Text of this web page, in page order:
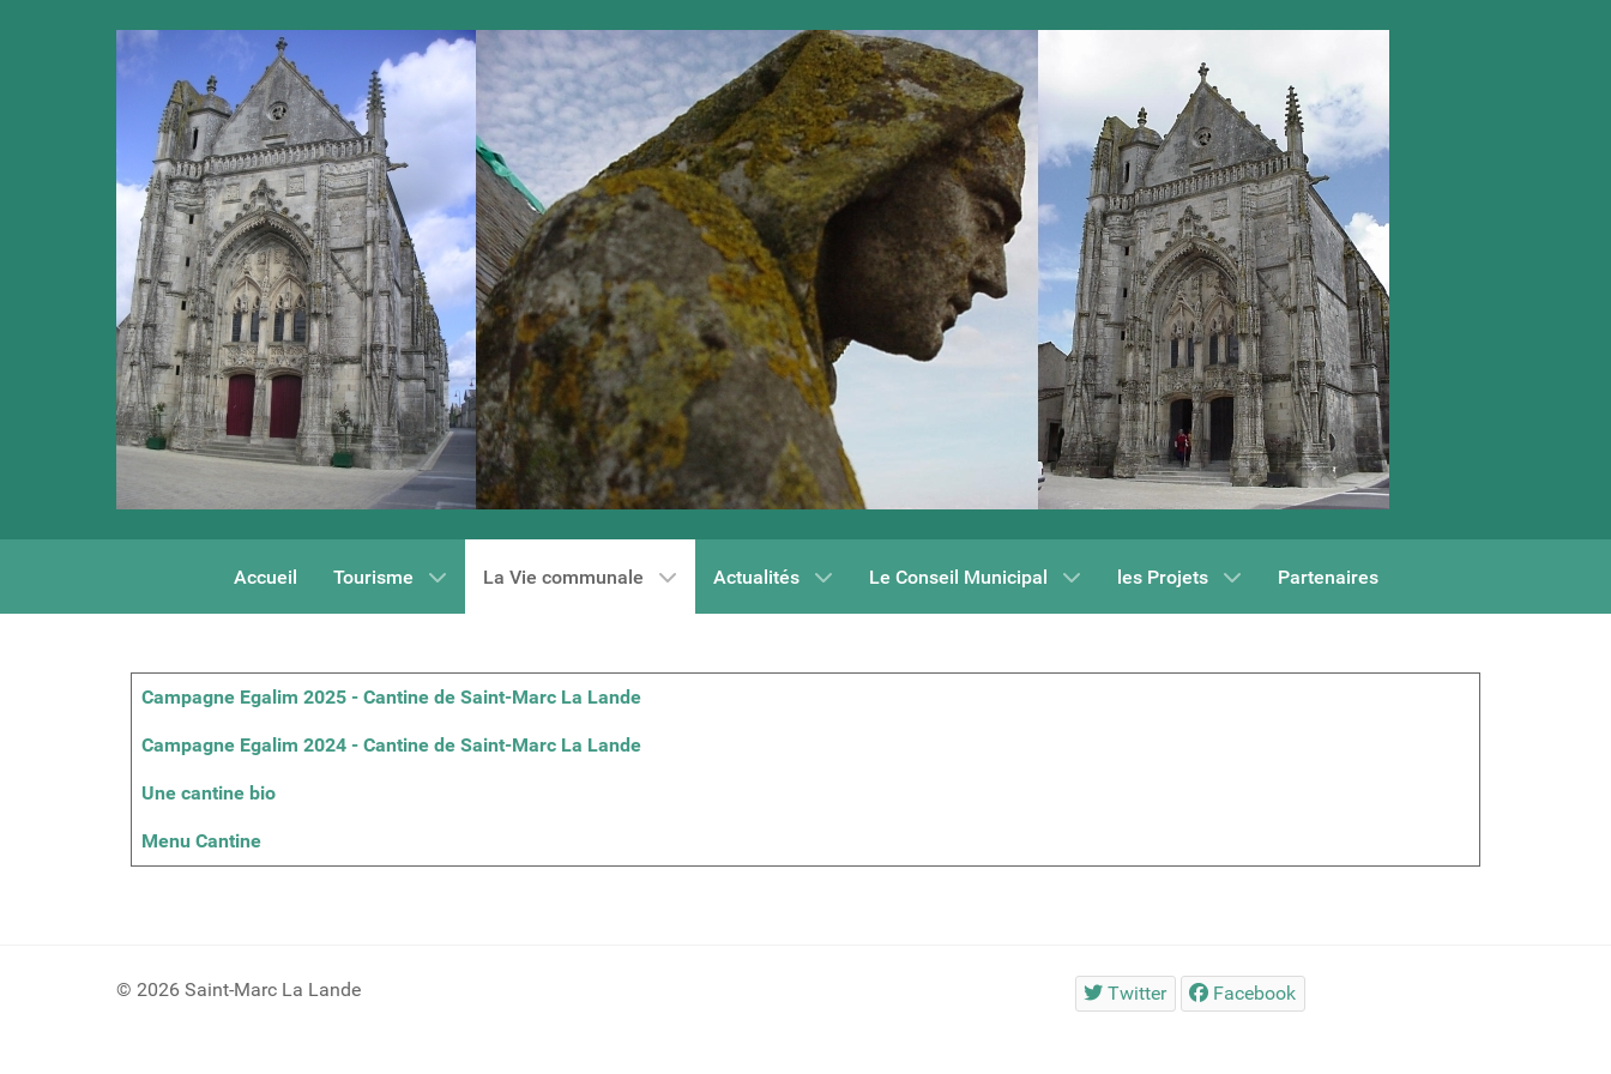
Accueil Tourisme La Vie communale Actualités Le Conseil Municipal les Projets Partenaires
Articles
Titre
Campagne Egalim 2025 - Cantine de Saint-Marc La Lande
Campagne Egalim 2024 - Cantine de Saint-Marc La Lande
Une cantine bio
Menu Cantine
© 2026 Saint-Marc La Lande Twitter Facebook